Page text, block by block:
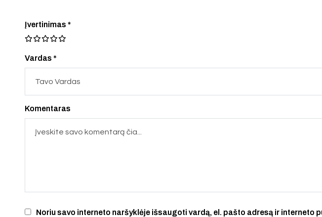
Vardas *
Noriu savo interneto naršyklėje išsaugoti vardą, el. pašto adresą ir interneto
Įvertinimas*
Komentaras